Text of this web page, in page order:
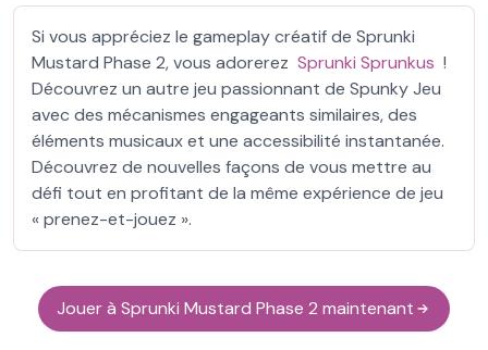
Si vous appréciez le gameplay créatif de Sprunki
Mustard Phase 2, vous adorerez Sprunki Sprunkus !
Découvrez un autre jeu passionnant de Spunky Jeu
avec des mécanismes engageants similaires, des
éléments musicaux et une accessibilité instantanée.
Découvrez de nouvelles façons de vous mettre au
défi tout en profitant de la même expérience de jeu
« prenez-et-jouez ».
Jouer à Sprunki Mustard Phase 2 maintenant